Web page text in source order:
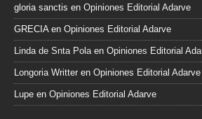
gloria sanctis en Opiniones Editorial Adarve
GRECIAen Opiniones Editorial Adarve
Linda de Snta Polaen Opiniones Editorial
Longoria Writter en Opiniones Editorial Adarve
Lupe en Opiniones Editorial Adarve